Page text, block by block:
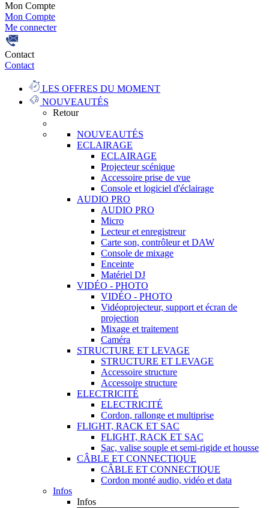
Mon Compte
Mon Compte
Me connecter
Contact
Contact
LES OFFRES DU MOMENT
NOUVEAUTÉS
Retour
NOUVEAUTÉS
ECLAIRAGE
ECLAIRAGE
Projecteur scénique
Accessoire prise de vue
Console et logiciel d'éclairage
AUDIO PRO
AUDIO PRO
Micro
Lecteur et enregistreur
Carte son, contrôleur et DAW
Console de mixage
Enceinte
Matériel DJ
VIDÉO - PHOTO
VIDÉO - PHOTO
Vidéoprojecteur, support et écran de
projection
Mixage et traitement
Caméra
STRUCTURE ET LEVAGE
STRUCTURE ET LEVAGE
Accessoire structure
Accessoire structure
ELECTRICITÉ
ELECTRICITÉ
Cordon, rallonge et multiprise
FLIGHT, RACK ET SAC
FLIGHT, RACK ET SAC
Sac, valise souple et semi-rigide et housse
CÂBLE ET CONNECTIQUE
CÂBLE ET CONNECTIQUE
Cordon monté audio, vidéo et data
Infos
Infos